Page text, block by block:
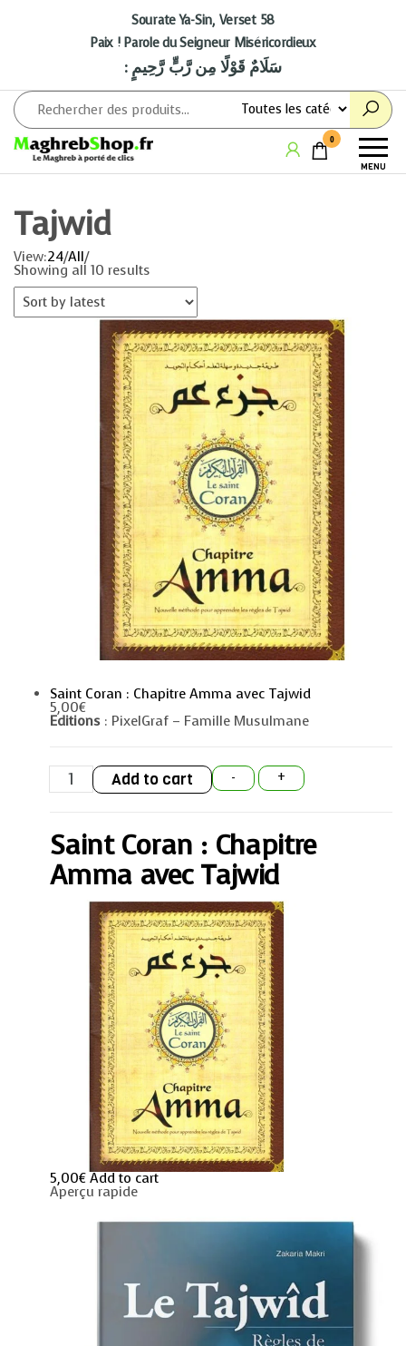
Sourate Ya-Sin, Verset 58
Paix ! Parole du Seigneur Miséricordieux
: سَلَامٌ قَوْلًا مِن رَّبٍّ رَّحِيمٍ
Maghrebshop
à porter
MENU
0
Tajwid
View:24/All/
Showing all 10 results
Saint Coran : Chapitre Amma avec Tajwid
5,00€
Editions : PixelGraf – Famille Musulmane
-
Saint
Coran
:
avec
Tajwid
quantity
+
Add to cart
Saint Coran : Chapitre
Amma avec Tajwid
5,00€ Add to cart
Aperçu rapide